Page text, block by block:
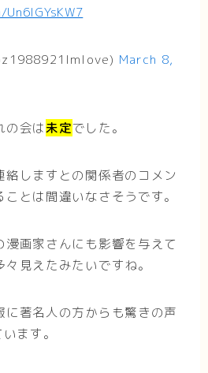
March 8,
の会は未定でした。
しますとの関係者のコメン
とは間違いなさそうです。
画家さんにも影響を与えて
見えたみたいですね。
に著名人の方からも驚きの声
ます。